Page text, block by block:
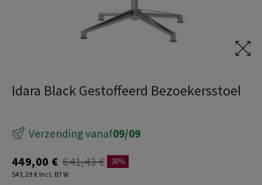
Idara Black Gestoffeerd Bezoekersstoel
Verzending vanaf09/09
449,00 € 641,43 € 30%
543,29 € Incl. BTW
Zit-sta bureaus